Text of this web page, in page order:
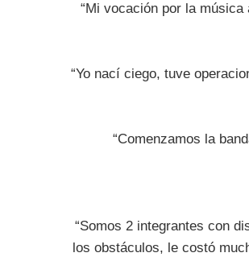
“Mi vocación por la
“Yo nací ciego, tuve
“Comenzamos la
“Somos 2 integrantes con
los obstáculos, le costó